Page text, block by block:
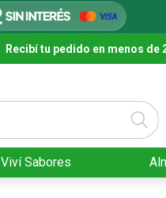
Recibí tu pedido en menos de
Viví Sabores